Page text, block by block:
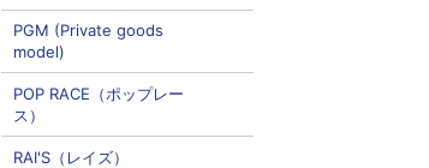
PGM (Private goods
model)
POP RACE（ポップレー
ス）
RAI'S（レイズ）